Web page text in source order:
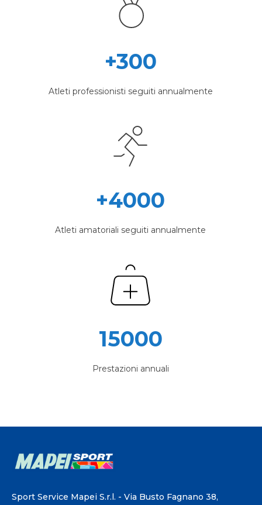
+300
Atleti professionisti seguiti annualmente
+4000
Atleti amatoriali seguiti annualmente
15000
Prestazioni annuali
Sport Service Mapei S.r.l. - Via Busto Fagnano 38,